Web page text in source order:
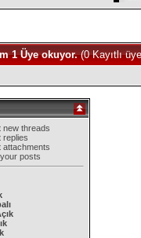
1 Üye okuyor.(0 Kayıtlı
threads
posts